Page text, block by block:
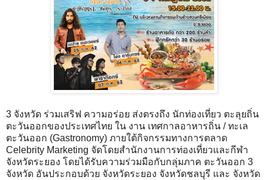
3 จังหวัด ร่วมเสริฟ ความอร่อย ส่งตรงถึง นักท่องเที่ยว ตะลุยถิ่น
ตะวันออกของประเทศไทย ใน งาน เทศกาลอาหารถิ่น / ทะเล
ตะวันออก (Gastronomy) ภายใต้กิจกรรมทางการตลาด
Celebrity Marketing จัดโดยสํานักงานการท่องเที่ยวและกีฬา
จังหวัดระยอง โดยได้รับความร่วมมือกับกลุ่มภาค ตะวันออก 3
จังหวัด อันประกอบด้วย จังหวัดระยอง จังหวัดชลบุรี และ จังหวัด